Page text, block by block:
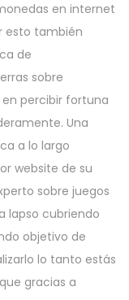
en internet
esto también
de
sobre
percibir fortuna
Una
a lo largo
website de su
sobre juegos
lapso cubriendo
objetivo de
lo tanto estás
gracias a